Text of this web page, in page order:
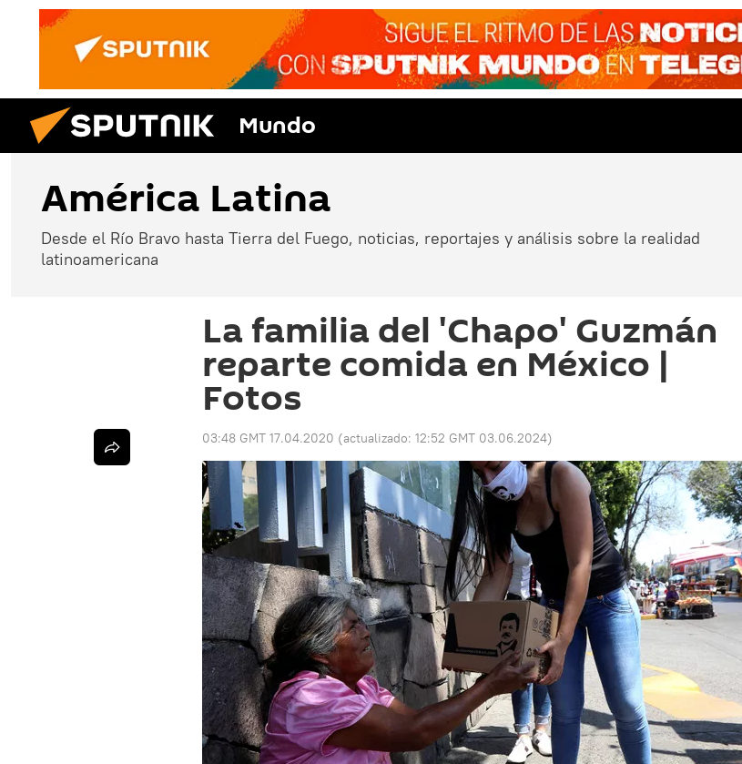
Mundo
América Latina
Desde el Río Bravo hasta Tierra del Fuego, noticias, reportajes y análisis sobre la realidad
latinoamericana
La familia del 'Chapo' Guzmán
reparte comida en México |
Fotos
03:48 GMT 17.04.2020 (actualizado: 12:52 GMT 03.06.2024)